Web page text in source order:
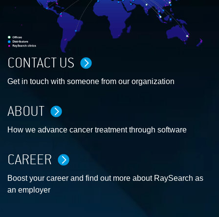
CONTACT US
Get in touch with someone from our organization
ABOUT
How we advance cancer treatment through software
CAREER
Boost your career and find out more about RaySearch as
an employer